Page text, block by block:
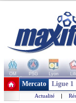
OM PSG Lyon
+ de clubs
Mercato Ligue 1
Actualité |